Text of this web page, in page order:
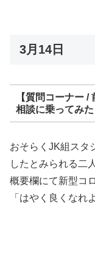
3月14日
【質問コーナー
相談に乗ってみた
おそらくJK組スタ
したとみられる二
概要欄にて新型コ
「はやく良くなれ